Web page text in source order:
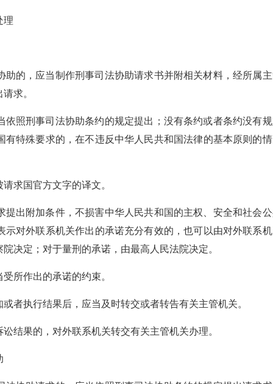
理
的，应当制作刑事司法协助请求书并附相关材料，经所属
求。
照刑事司法协助条约的规定提出；没有条约或者条约没有
特殊要求的，在不违反中华人民共和国法律的基本原则的
求国官方文字的译文。
出附加条件，不损害中华人民共和国的主权、安全和社会
对外联系机关作出的承诺充分有效的，也可以由对外联系
决定；对于量刑的承诺，由最高人民法院决定。
所作出的承诺的约束。
者执行结果后，应当及时转交或者转告有关主管机关。
结果的，对外联系机关转交有关主管机关办理。